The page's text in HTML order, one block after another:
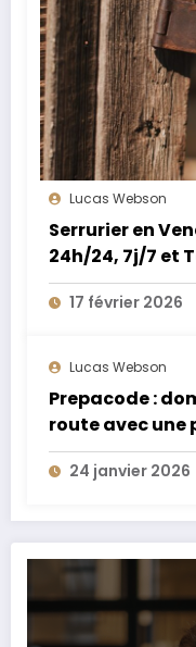
Lucas Webson
Serrurier en
24h/24, 7j/7 et
Intervention
17 février 2026
Lucas Webson
Prepacode :
route avec une
performante et
24 janvier 2026